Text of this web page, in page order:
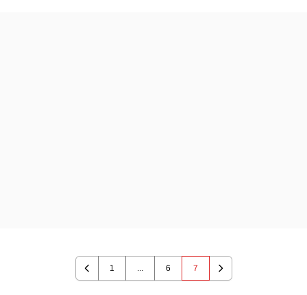
Previous
1 ... 6 7
Next